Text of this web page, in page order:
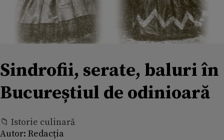
Sindrofii, serate, baluri în
Bucureștiul de odinioară
📁 Istorie culinară
Autor: Redacția